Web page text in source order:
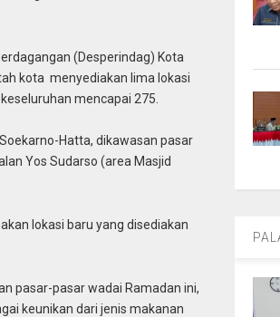
(Desperindag) Kota
kota menyediakan lima lokasi
mencapai 275.
Hatta, dikawasan pasar
Yos Sudarso (area Masjid
lokasi baru yang disediakan
pasar-pasar wadai Ramadan ini,
keunikan dari jenis makanan